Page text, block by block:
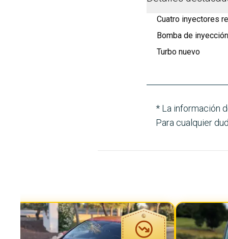
Cuatro inyectores
Bomba de
Turbo nuevo
* La información
Para cualquier